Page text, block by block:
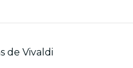
de Vivaldi